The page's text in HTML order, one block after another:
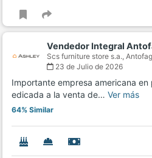
Vendedor Integral
Scs furniture store s.a.,
23 de Julio de 2026
Importante empresa americana
edicada a la venta de… Ver más
64% Similar